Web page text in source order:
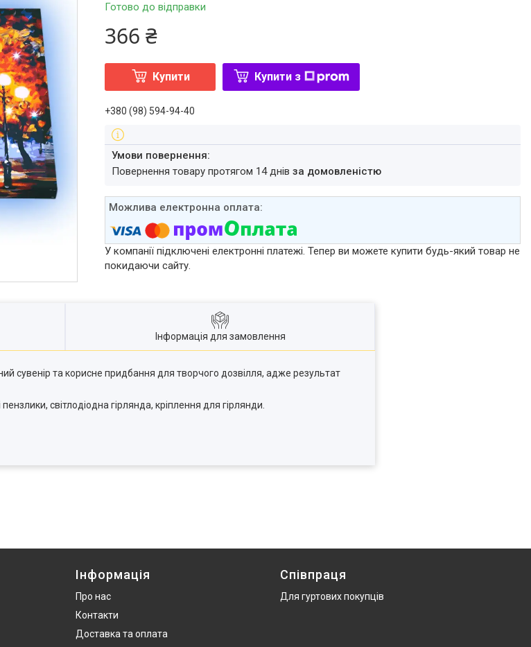
Готово до відправки
366 ₴
Купити Купити з
+380 (98) 594-94-40
повернення товару протягом 14 днівза домовленістю
У компанії підключені електронні платежі. Тепер ви можете купити будь-який товар не
покидаючи сайту.
Інформація для замовлення
сувенір та корисне придбання для творчого дозвілля, адже результат
світлодіодна гірлянда, кріплення для гірлянди.
Інформація
Про нас
Контакти
Доставка та оплата
Співпраця
Для гуртових покупців